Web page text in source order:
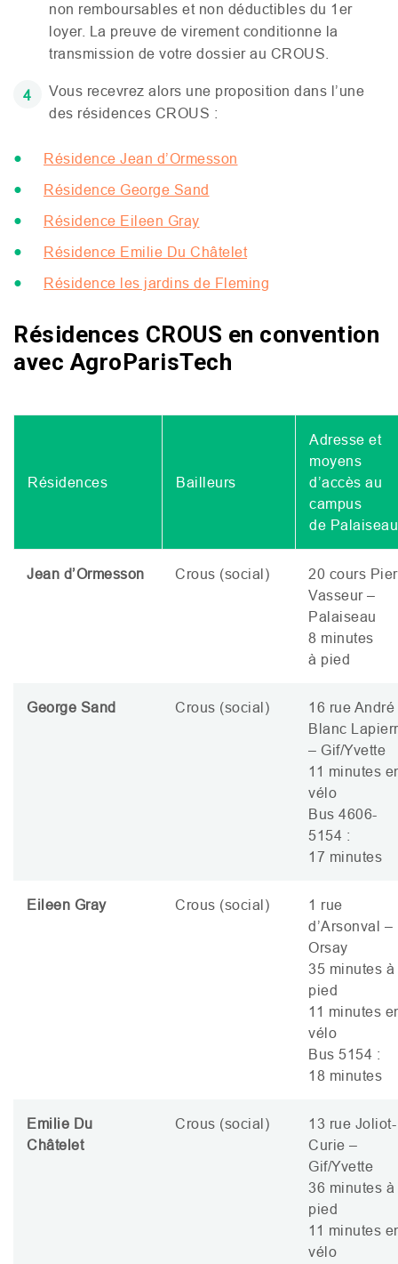
non remboursables et non déductibles du 1er
loyer. La preuve de virement conditionne la
transmission de votre dossier au CROUS
Vous recevrez alors une proposition dans l’une
des résidences CROUS :
Résidence Jean d’Ormesson
Résidence George Sand
Résidence Eileen Gray
Résidence Emilie Du Châtelet
Résidence les jardins de Fleming
Résidences CROUS en convention
avec AgroParisTech
Résidences Bailleurs
Adresse et
moyens
d’accès au
campus
de
Jean d’Ormesson Crous (social)
20 cours
Vasseur –
Palaiseau
8 minutes
à pied
George Sand Crous (social)
16 rue André
Blanc
– Gif/Yvette
11 minutes
vélo
Bus 4606-
5154 :
17 minutes
Eileen Gray Crous (social)
1 rue
d’Arsonval –
Orsay
35 minutes à
pied
11 minutes
vélo
Bus 5154 :
18 minutes
Emilie Du
Châtelet
Crous (social)
13 rue Joliot-
Curie –
Gif/Yvette
36 minutes à
pied
11 minutes
vélo